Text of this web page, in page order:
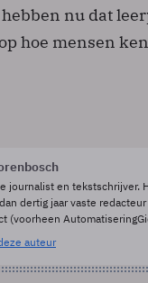
nu dat
hoe mensen
journalist en tekstschrijver.
dertig jaar vaste
(voorheen
auteur